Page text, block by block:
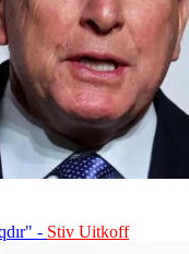
- Stiv Uitkoff